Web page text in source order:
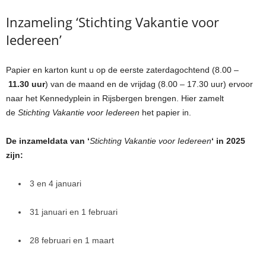
Inzameling ‘Stichting Vakantie voor
Iedereen’
Papier en karton kunt u op de eerste zaterdagochtend (8.00 –
11.30 uur) van de maand en de vrijdag (8.00 – 17.30 uur) ervoor
naar het Kennedyplein in Rijsbergen brengen. Hier zamelt
de Stichting Vakantie voor Iedereen het papier in.
De inzameldata van ‘Stichting Vakantie voor Iedereen‘ in 2025
zijn:
3 en 4 januari
31 januari en 1 februari
28 februari en 1 maart